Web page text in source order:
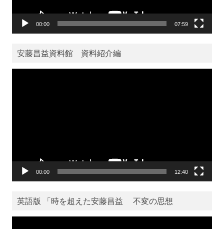
00:00 07:59
安藤昌益資料館 資料紹介編
00:00 12:40
英語版 「時を超えた安藤昌益 不変の思想